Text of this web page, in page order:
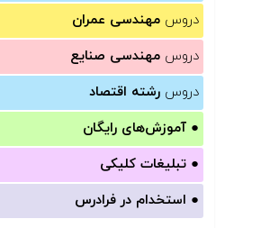
دروس مهندسی عمران
دروس مهندسی صنایع
دروس رشته اقتصاد
● آموزش‌های رایگان
● تبلیغات کلیکی
● استخدام در فرادرس